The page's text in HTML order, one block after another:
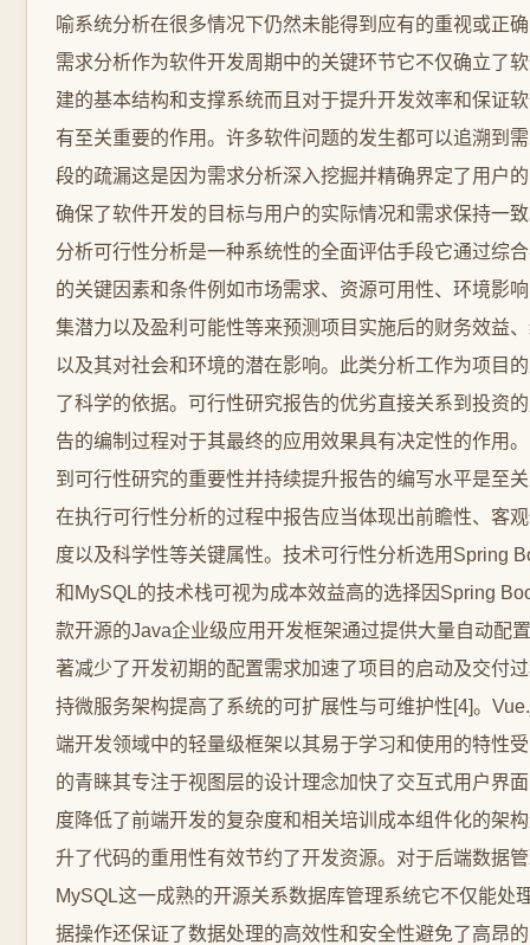
喻系统分析在很多情况下仍然未能得到应有的重视或正
需求分析作为软件开发周期中的关键环节它不仅确立了
建的基本结构和支撑系统而且对于提升开发效率和保证
有至关重要的作用。许多软件问题的发生都可以追溯到
段的疏漏这是因为需求分析深入挖掘并精确界定了用户
确保了软件开发的目标与用户的实际情况和需求保持一
分析可行性分析是一种系统性的全面评估手段它通过综
的关键因素和条件例如市场需求、资源可用性、环境影
集潜力以及盈利可能性等来预测项目实施后的财务效益
以及其对社会和环境的潜在影响。此类分析工作为项目
了科学的依据。可行性研究报告的优劣直接关系到投资
告的编制过程对于其最终的应用效果具有决定性的作用
到可行性研究的重要性并持续提升报告的编写水平是至
在执行可行性分析的过程中报告应当体现出前瞻性、客
度以及科学性等关键属性。技术可行性分析选用Spring
和MySQL的技术栈可视为成本效益高的选择因Spring
款开源的Java企业级应用开发框架通过提供大量自动配
著减少了开发初期的配置需求加速了项目的启动及交付
持微服务架构提高了系统的可扩展性与可维护性[4]。
端开发领域中的轻量级框架以其易于学习和使用的特性
的青睐其专注于视图层的设计理念加快了交互式用户界
度降低了前端开发的复杂度和相关培训成本组件化的架
升了代码的重用性有效节约了开发资源。对于后端数据
MySQL这一成熟的开源关系数据库管理系统它不仅能处
据操作还保证了数据处理的高效性和安全性避免了高昂